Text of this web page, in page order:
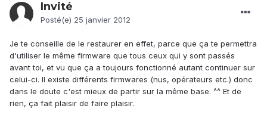
Invité
Posté(e) 25 janvier 2012
Je te conseille de le restaurer en effet, parce que ça te permettra
d'utiliser le même firmware que tous ceux qui y sont passés
avant toi, et vu que ça a toujours fonctionné autant continuer sur
celui-ci. Il existe différents firmwares (nus, opérateurs etc.) donc
dans le doute c'est mieux de partir sur la même base. ^^ Et de
rien, ça fait plaisir de faire plaisir.